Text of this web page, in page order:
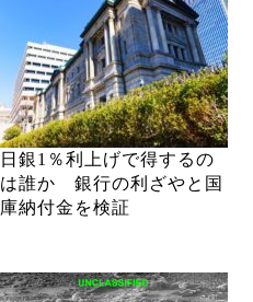
日銀1％利上げで得するの
は誰か 銀行の利ざやと国
庫納付金を検証